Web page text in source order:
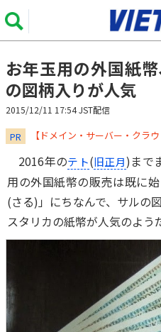
お年玉用の外国紙
の図柄入りが人気
2015/12/11 17:54 JST配信
PR 【ドメイン・サーバー・クラ
2016年のテト(旧正月)まで
用の外国紙幣の販売は既に
(さる)」にちなんで、サルの
スタリカの紙幣が人気のよう